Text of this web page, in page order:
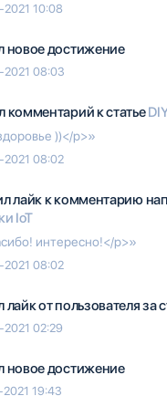
10:08
новое достижение
08:03
комментарий к статье
))</p>»
08:02
лайк к комментарию
IoT
интересно!</p>»
08:02
лайк от пользователяза
02:29
новое достижение
19:43